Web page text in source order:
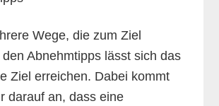
Wege, die zum Ziel
Abnehmtipps lässt sich das
Ziel erreichen. Dabei kommt
darauf an, dass eine